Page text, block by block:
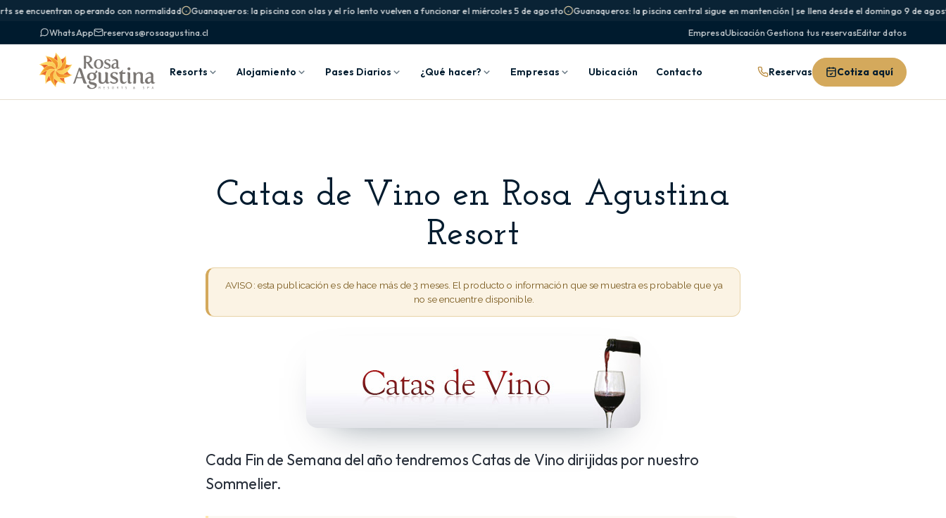
se encuentran operando con normalidad Guanaqueros: la piscina con olas y el río lento vuelven a funcionar el miércoles 5 de agosto
Guanaqueros: la piscina central sigue en mantención | se llena desde el domingo 9 de
WhatsApp
reservas@rosaagustina.cl EmpresaUbicación·Gestiona tus reservasEditar datos
Resorts Alojamiento Pases Diarios ¿Qué hacer? Empresas Ubicación Contacto Reservas Cotiza aquí
Catas de Vino en Rosa Agustina
Resort
AVISO: esta publicación es de hace más de 3 meses. El producto o información que se muestra es probable que ya
no se encuentre disponible.
Cada Fin de Semana del año tendremos Catas de Vino dirijidas por nuestro
Sommelier.